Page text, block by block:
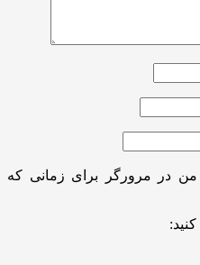
من در مرورگر برای زمانی که